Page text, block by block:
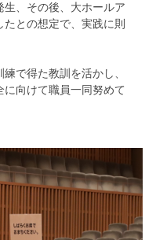
、その後、大ホールア
との想定で、実践に則
で得た教訓を活かし、
向けて職員一同努めて